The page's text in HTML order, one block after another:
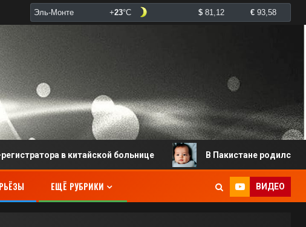
в китайской больнице В Пакистане родился
ЕЩЁ РУБРИКИ ВИДЕО